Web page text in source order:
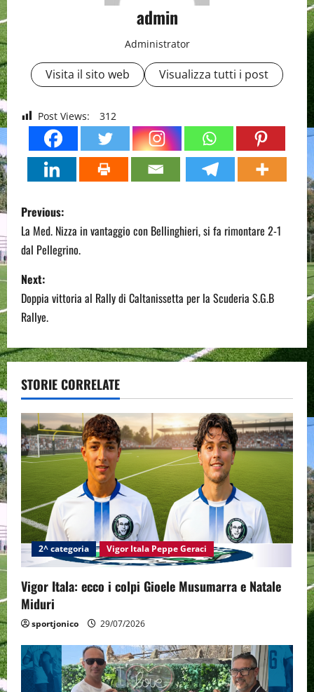
admin
Administrator
Visita il sito web Visualizza tutti i post
Post Views: 312
P
o
s
t
n
a
v
i
g
a
t
i
o
n
Previous:
La Med. Nizza in vantaggio con Bellinghieri, si fa rimontare 2-1
dal Pellegrino.
Next:
Doppia vittoria al Rally di Caltanissetta per la Scuderia S.G.B
Rallye.
STORIE CORRELATE
2^ categoria Vigor Itala Peppe Geraci
Vigor Itala: ecco i colpi Gioele Musumarra e Natale
Miduri
sportjonico 29/07/2026